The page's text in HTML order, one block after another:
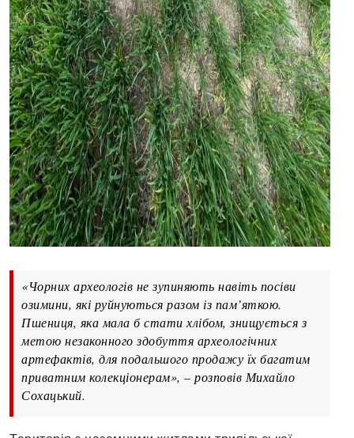
«Чорних археологів не зупиняють навіть посіви
озимини, які руйнуються разом із пам’яткою.
Пшениця, яка мала б стати хлібом, знищується з
метою незаконного здобуття археологічних
артефактів, для подальшого продажу їх багатим
приватним колекціонерам», – розповів Михайло
Сохацький.